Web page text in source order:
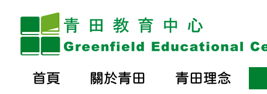
首頁 關於青田 青田理念